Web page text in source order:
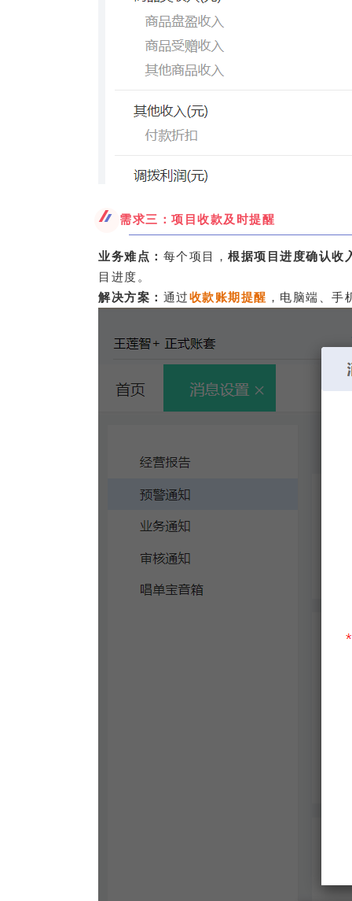
需求三：项目收款及时提醒
业务难点： 每个项目， 根据项目进度确认收
目进度。
解决方案： 通过收款账期提醒 ，电脑端、